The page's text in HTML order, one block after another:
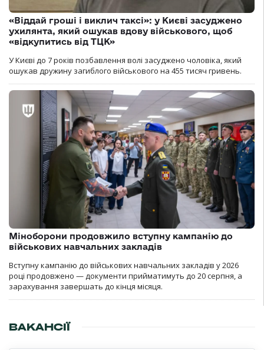
«Віддай гроші і виклич таксі»: у Києві засуджено
ухилянта, який ошукав вдову військового, щоб
«відкупитись від ТЦК»
У Києві до 7 років позбавлення волі засуджено чоловіка, який
ошукав дружину загиблого військового на 455 тисяч гривень.
Міноборони продовжило вступну кампанію до
військових навчальних закладів
Вступну кампанію до військових навчальних закладів у 2026
році продовжено — документи прийматимуть до 20 серпня, а
зарахування завершать до кінця місяця.
ВАКАНСІЇ